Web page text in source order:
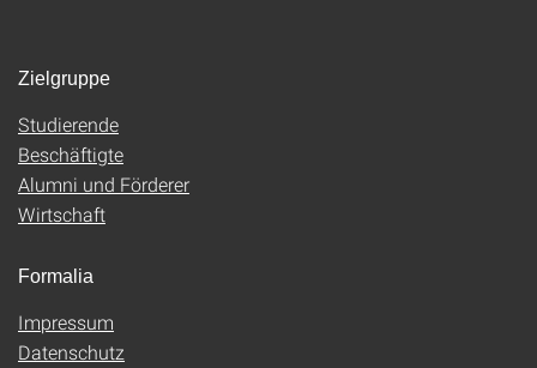
Zielgruppe
Studierende
Beschäftigte
Alumni und Förderer
Wirtschaft
Formalia
Impressum
Datenschutz